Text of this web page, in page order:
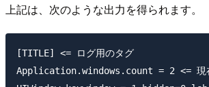
上記は、次のような出力を得られます。
[TITLE] <= ログ用のタグ
Application.windows.count = 2 <= 現在